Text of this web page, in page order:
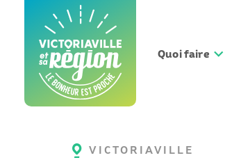
contenu
Quoi faire
VICTORIAVILLE